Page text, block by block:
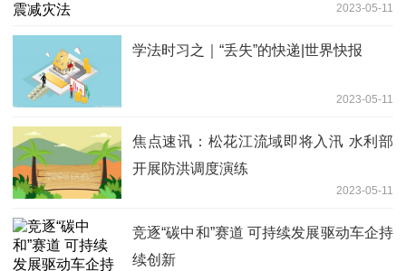
2023-05-11
学法时习之｜“丢失”的快递|世界快报
2023-05-11
焦点速讯：松花江流域即将入汛 水利部
开展防洪调度演练
2023-05-11
竞逐“碳中和”赛道 可持续发展驱动车企持
续创新